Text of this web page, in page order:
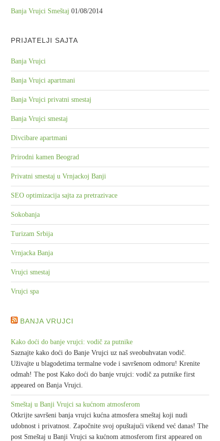
Banja Vrujci Smeštaj 01/08/2014
PRIJATELJI SAJTA
Banja Vrujci
Banja Vrujci apartmani
Banja Vrujci privatni smestaj
Banja Vrujci smestaj
Divcibare apartmani
Prirodni kamen Beograd
Privatni smestaj u Vrnjackoj Banji
SEO optimizacija sajta za pretrazivace
Sokobanja
Turizam Srbija
Vrnjacka Banja
Vrujci smestaj
Vrujci spa
BANJA VRUJCI
Kako doći do banje vrujci: vodič za putnike
Saznajte kako doći do Banje Vrujci uz naš sveobuhvatan vodič.
Uživajte u blagodetima termalne vode i savršenom odmoru! Krenite
odmah! The post Kako doći do banje vrujci: vodič za putnike first
appeared on Banja Vrujci.
Smeštaj u Banji Vrujci sa kućnom atmosferom
Otkrijte savršeni banja vrujci kućna atmosfera smeštaj koji nudi
udobnost i privatnost. Započnite svoj opuštajući vikend već danas! The
post Smeštaj u Banji Vrujci sa kućnom atmosferom first appeared on